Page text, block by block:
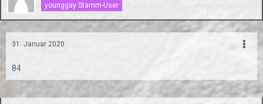
younggay Stamm-User
31. Januar 2020
84